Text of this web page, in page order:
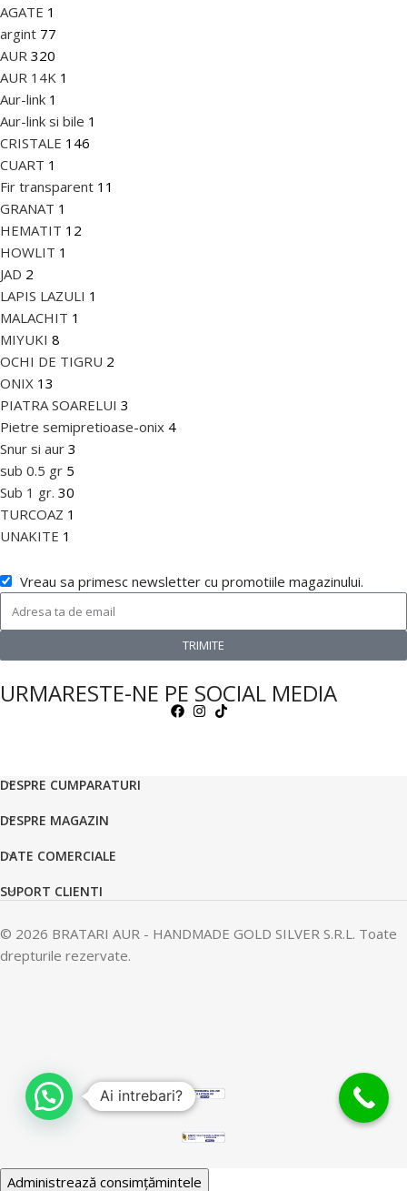
AGATE 1
argint 77
AUR 320
AUR 14K 1
Aur-link 1
Aur-link si bile 1
CRISTALE 146
CUART 1
Fir transparent 11
GRANAT 1
HEMATIT 12
HOWLIT 1
JAD 2
LAPIS LAZULI 1
MALACHIT 1
MIYUKI 8
OCHI DE TIGRU 2
ONIX 13
PIATRA SOARELUI 3
Pietre semipretioase-onix 4
Snur si aur 3
sub 0.5 gr 5
Sub 1 gr. 30
TURCOAZ 1
UNAKITE 1
Vreau sa primesc newsletter cu promotiile magazinului.
TRIMITE
URMARESTE-NE PE SOCIAL MEDIA
DESPRE CUMPARATURI
DESPRE MAGAZIN
DATE COMERCIALE
SUPORT CLIENTI
© 2026 BRATARI AUR - HANDMADE GOLD SILVER S.R.L. Toate
drepturile rezervate.
Administrează consimțămintele
Ai intrebari?